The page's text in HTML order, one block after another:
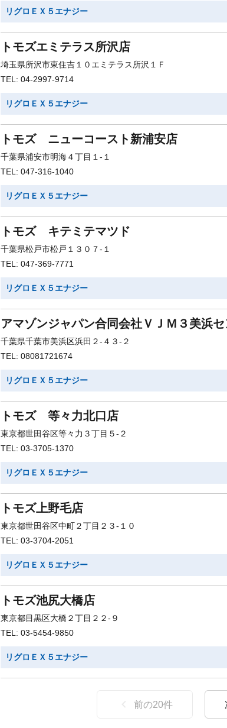
リグロＥＸ５エナジー
トモズエミテラス所沢店
埼玉県所沢市東住吉１０エミテラス所沢１Ｆ
TEL: 04-2997-9714
リグロＥＸ５エナジー
トモズ ニューコースト新浦安店
千葉県浦安市明海４丁目１-１
TEL: 047-316-1040
リグロＥＸ５エナジー
トモズ キテミテマツド
千葉県松戸市松戸１３０７-１
TEL: 047-369-7771
リグロＥＸ５エナジー
アマゾンジャパン合同会社ＶＪＭ３美浜
千葉県千葉市美浜区浜田２-４３-２
TEL: 08081721674
リグロＥＸ５エナジー
トモズ 等々力北口店
東京都世田谷区等々力３丁目５-２
TEL: 03-3705-1370
リグロＥＸ５エナジー
トモズ上野毛店
東京都世田谷区中町２丁目２３-１０
TEL: 03-3704-2051
リグロＥＸ５エナジー
トモズ池尻大橋店
東京都目黒区大橋２丁目２２-９
TEL: 03-5454-9850
リグロＥＸ５エナジー
前の20件